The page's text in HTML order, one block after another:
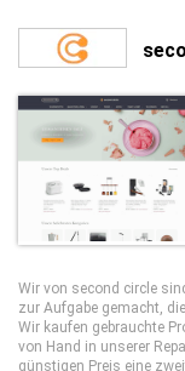
Wir von second circle
zur Aufgabe gemacht,
Wir kaufen gebrauchte
von Hand in unserer
günstigen Preis eine